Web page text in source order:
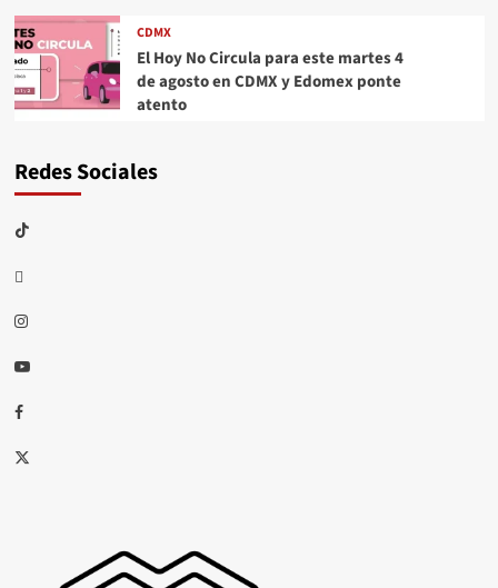
CDMX
El Hoy No Circula para este martes 4
de agosto en CDMX y Edomex ponte
atento
Redes Sociales
TikTok
threads
Instagram
Youtube
Facebook
X